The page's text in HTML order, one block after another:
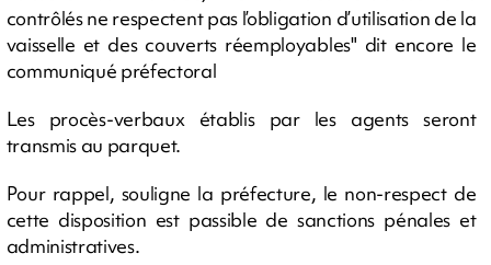
contrôlés ne respectent pas l’obligation d’utilisation de la
vaisselle et des couverts réemployables" dit encore le
communiqué préfectoral
Les procès-verbaux établis par les agents seront
transmis au parquet.
Pour rappel, souligne la préfecture, le non-respect de
cette disposition est passible de sanctions pénales et
administratives.